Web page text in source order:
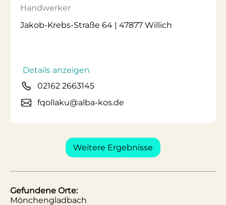
Handwerker
Jakob-Krebs-Straße 64 | 47877 Willich
Details anzeigen
02162 2663145
fqollaku@alba-kos.de
Weitere Ergebnisse
Gefundene Orte:
Mönchengladbach